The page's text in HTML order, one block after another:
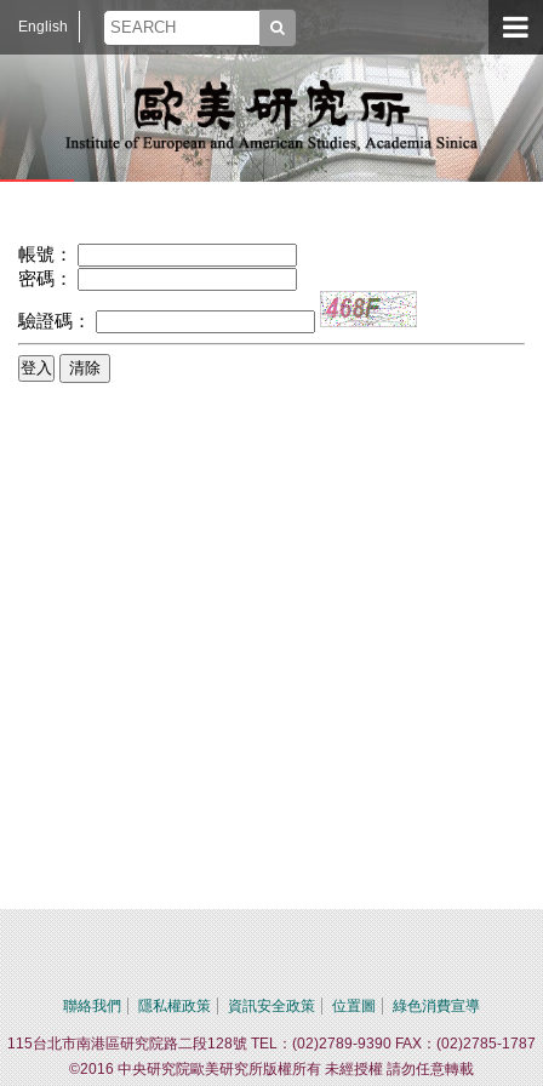
English
帳號：
密碼：
驗證碼：
清除
聯絡我們 隱私權政策 資訊安全政策 位置圖 綠色消費宣導
115台北市南港區研究院路二段128號 TEL：(02)2789-9390 FAX：(02)2785-1787
©2016 中央研究院歐美研究所版權所有 未經授權 請勿任意轉載